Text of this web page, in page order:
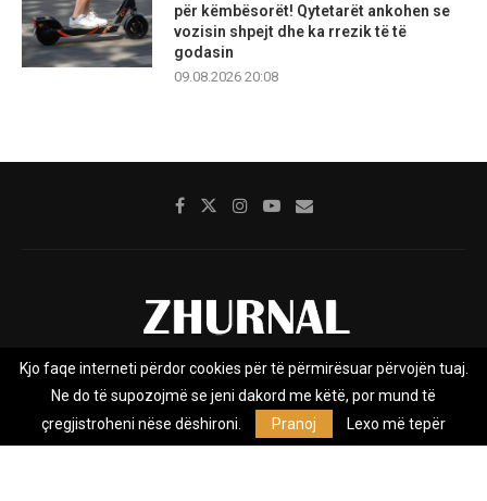
për këmbësorët! Qytetarët ankohen se
vozisin shpejt dhe ka rrezik të të
godasin
09.08.2026 20:08
Rreth nesh Impresumi Marketing
Kontakt
Privacy Policy
Zhurnal.mk është Agjenci e Lajmeve e pavarur, e themeluar në vitin
Kjo faqe interneti përdor cookies për të përmirësuar përvojën tuaj.
Ne do të supozojmë se jeni dakord me këtë, por mund të
çregjistroheni nëse dëshironi.
Pranoj Lexo më tepër